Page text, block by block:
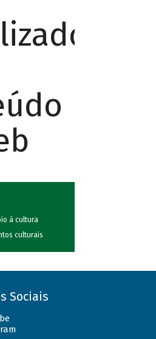
à cultura
culturais
Sociais